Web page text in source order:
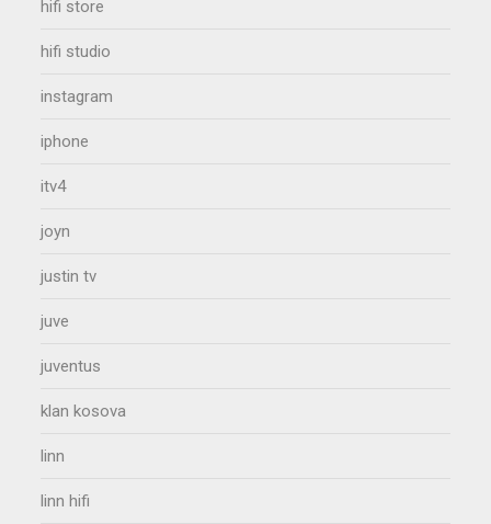
hifi store
hifi studio
instagram
iphone
itv4
joyn
justin tv
juve
juventus
klan kosova
linn
linn hifi